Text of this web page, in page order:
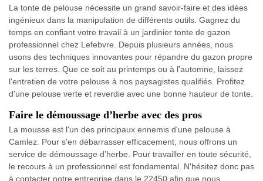
La tonte de pelouse nécessite un grand savoir-faire et des idées
ingénieux dans la manipulation de différents outils. Gagnez du
temps en confiant votre travail à un jardinier tonte de gazon
professionnel chez Lefebvre. Depuis plusieurs années, nous
usons des techniques innovantes pour répandre du gazon propre
sur les terres. Que ce soit au printemps ou à l'automne, laissez
l'entretien de votre pelouse à nos paysagistes qualifiés. Profitez
d'une pelouse verte et reverdie avec une bonne hauteur de tonte.
Faire le démoussage d’herbe avec des pros
La mousse est l'un des principaux ennemis d'une pelouse à
Camlez. Pour s'en débarrasser efficacement, nous offrons un
service de démoussage d’herbe. Pour travailler en toute sécurité,
le recours à un professionnel est fondamental. N'hésitez donc pas
à contacter notre entreprise dans le 22450 afin que nous